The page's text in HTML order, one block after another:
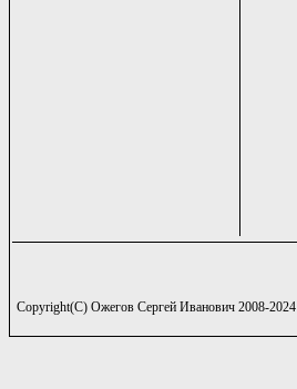
Copyright(C) Ожегов Сергей Иванович 2008-2024